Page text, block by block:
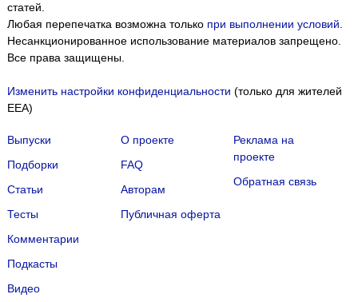
статей.
Любая перепечатка возможна только при выполнении условий
Несанкционированное использование материалов запрещено.
Все права защищены.
Изменить настройки конфиденциальности (только для жителей
EEA)
Выпуски
Подборки
Статьи
Тесты
Комментарии
Подкасты
Видео
О проекте
FAQ
Авторам
Публичная оферта
Реклама на
проекте
Обратная связь